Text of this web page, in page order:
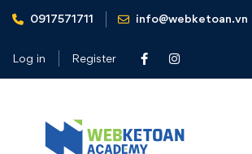
0917571711 info@webketoan.vn
Log in Register
Home
Nghiệp vụ Kế toán & Thuế
thủ tục